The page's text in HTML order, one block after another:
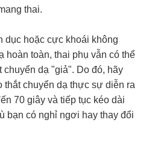
thai.
dục hoặc cực khoái không
hoàn toàn, thai phụ vẫn có thể
dạ "giả". Do đó, hãy
thắt chuyển dạ thực sự diễn ra
70 giây và tiếp tục kéo dài
bạn có nghỉ ngơi hay thay đổi